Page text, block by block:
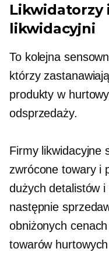
Likwidatorzy
likwidacyjni
To kolejna
którzy
produkty w
odsprzedaży.
Firmy likwidacyjne
zwrócone towary i
dużych detalistów
następnie
obniżonych
towarów